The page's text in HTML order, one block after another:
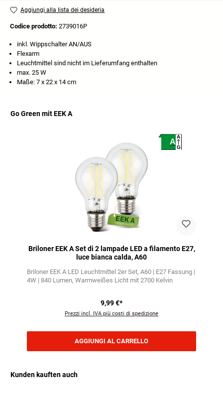
Aggiungi alla lista dei desideria
Codice prodotto: 2739016P
inkl. Wippschalter AN/AUS
Flexarm
Leuchtmittel sind nicht im Lieferumfang enthalten
max. 25 W
Maße: 7 x 22 x 14 cm
Go Green mit EEK A
A
A
G
Briloner EEK A Set di 2 lampade LED a filamento E27,
luce bianca calda, A60
Briloner EEK A LED Leuchtmittel 2er Set A60 | E27 Fassung |
4W | 840 Lumen Warmweißes Licht mit 2700 Kelvin
9,99 €*
Prezzi incl. IVA più costi di spedizione
AGGIUNGI AL CARRELLO
Kunden kauften auch